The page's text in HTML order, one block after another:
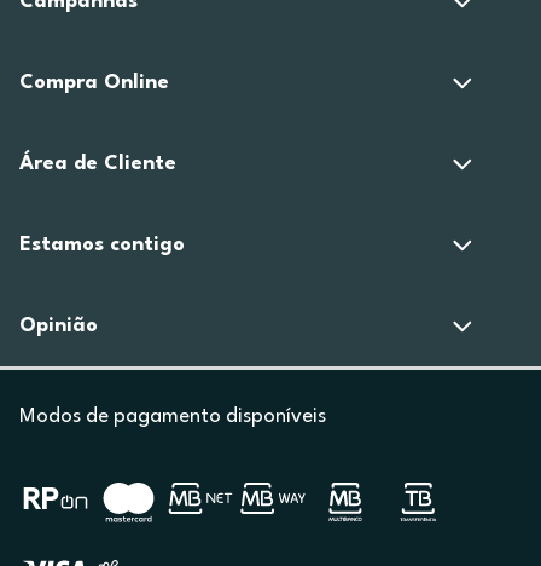
Compra Online
Área de Cliente
Estamos contigo
Opinião
Modos de pagamento disponíveis